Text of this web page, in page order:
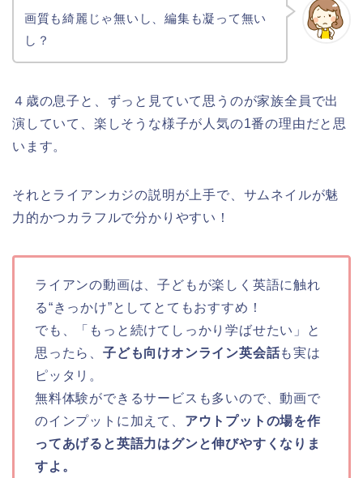
画質も綺麗じゃ無いし、編集も凝って無い
し？
４歳の息子と、ずっと見ていて思うのが家族全員で出
演していて、楽しそうな様子が人気の1番の理由だと思
います。
それとライアンカジの説明が上手で、サムネイルが魅
力的かつカラフルで分かりやすい！
ライアンの動画は、子どもが楽しく英語に触れ
る“きっかけ”としてとてもおすすめ！
でも、「もっと続けてしっかり学ばせたい」と
思ったら、 子ども向けオンライン英会話も実は
ピッタリ。
無料体験ができるサービスも多いので、動画で
のインプットに加えて、 アウトプットの場を作
ってあげると英語力はグンと伸びやすくなりま
すよ。